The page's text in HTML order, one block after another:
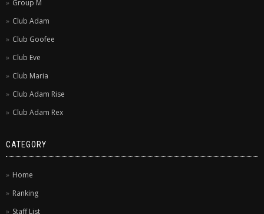
Group M
Club Adam
Club Goofee
Club Eve
Club Maria
Club Adam Rise
Club Adam Rex
CATEGORY
Home
Ranking
Staff List